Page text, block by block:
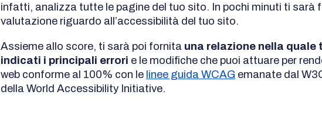
infatti, analizza tutte le pagine del tuo sito. In pochi minuti ti sarà
valutazione riguardo all’accessibilità del tuo sito.
Assieme allo score, ti sarà poi fornita una relazione nella quale
indicati i principali errori e le modifiche che puoi attuare per
web conforme al 100% con le linee guida WCAG emanate dal
della World Accessibility Initiative.